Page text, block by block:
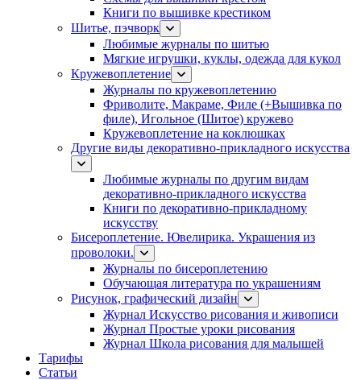
Книги по вышивке крестиком
Шитье, пэчворк
Любимые журналы по шитью
Мягкие игрушки, куклы, одежда для кукол
Кружевоплетение
Журналы по кружевоплетению
Фриволите, Макраме, Филе (+Вышивка по
филе), Игольное (Шитое) кружево
Кружевоплетение на коклюшках
Другие виды декоративно-прикладного искусства
Любимые журналы по другим видам
декоративно-прикладного искусства
Книги по декоративно-прикладному
искусству
Бисероплетение. Ювелирика. Украшения из
проволоки.
Журналы по бисероплетению
Обучающая литература по украшениям
Рисунок, графический дизайн
Журнал Искусство рисования и живописи
Журнал Простые уроки рисования
Журнал Школа рисования для малышей
Тарифы
Статьи